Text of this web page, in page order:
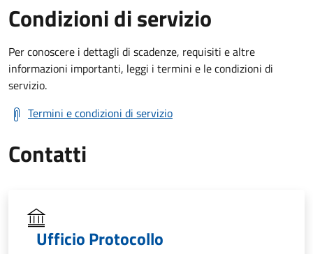
Condizioni di servizio
Per conoscere i dettagli di scadenze, requisiti e altre
informazioni importanti, leggi i termini e le condizioni di
servizio.
Termini e condizioni di servizio
Contatti
Ufficio Protocollo